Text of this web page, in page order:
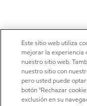
Este sitio web utiliza
mejorar la experiencia
nuestro sitio web.
nuestro sitio con
pero usted puede
botón "Rechazar
exclusión en su